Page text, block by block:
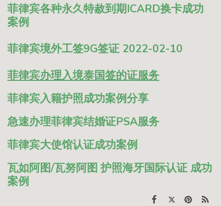
菲律宾各种永久特赦到期ICARD换卡成功
案例
菲律宾境外工签9G签证 2022-02-10
菲律宾办理入境泰国签的证服务
菲律宾入籍护照成功案例分享
急速办理菲律宾结婚证PSA服务
菲律宾大使馆认证成功案例
瓦如阿图/瓦努阿图 护照海牙国际认证 成功
案例